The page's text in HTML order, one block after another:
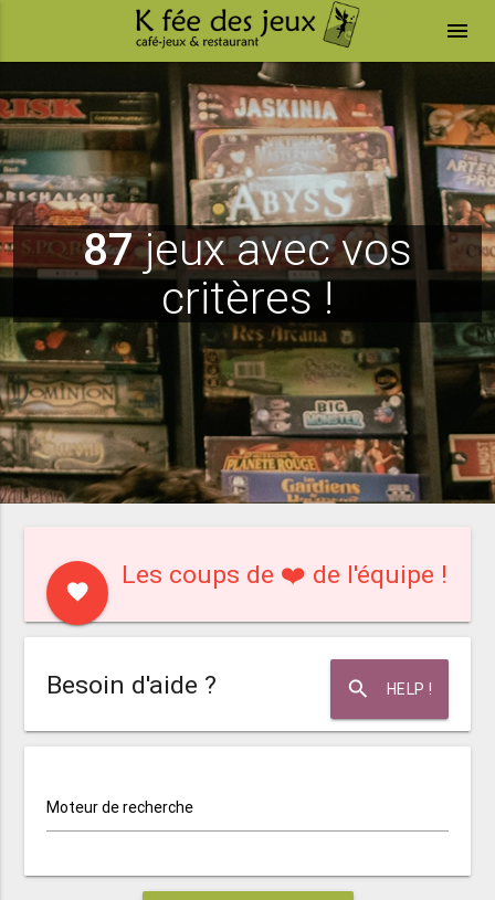
menu
87jeux avec vos
critères !
favorite
Les coups de ❤️ de l'équipe !
search HELP !
Besoin d'aide ?
Moteur de recherche